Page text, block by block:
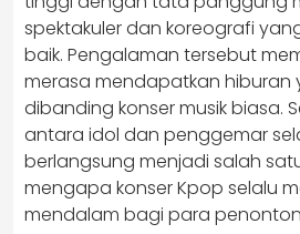
spektakuler dan koreografi
baik. Pengalaman tersebut
merasa mendapatkan hiburan
dibanding konser musik biasa.
antara idol dan penggemar
berlangsung menjadi salah
mengapa konser Kpop selalu
mendalam bagi para